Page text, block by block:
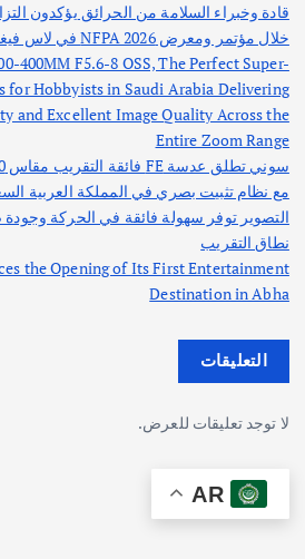
قادة وخبراء السلامة من الحرائق يؤكدون
خلال مؤتمر ومعرض NFPA 2026 في لاس فيغاس
400MM F5.6-8 OSS, The Perfect Super-
for Hobbyists in Saudi Arabia Delivering
and Excellent Image Quality Across the
Entire Zoom Range
مع نظام تثبيت بصري في المملكة العربية
التصوير توفر سهولة فائقة في الحركة
نطاق التقريب
the Opening of Its First Entertainment
Destination in Abha
التعليقات
لا توجد تعليقات للعرض.
AR